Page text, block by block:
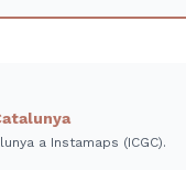
a Instamaps (ICGC).